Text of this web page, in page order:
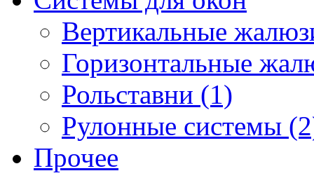
Вертикальные
Горизонтальные
Рольставни (1)
Рулонные системы
Прочее